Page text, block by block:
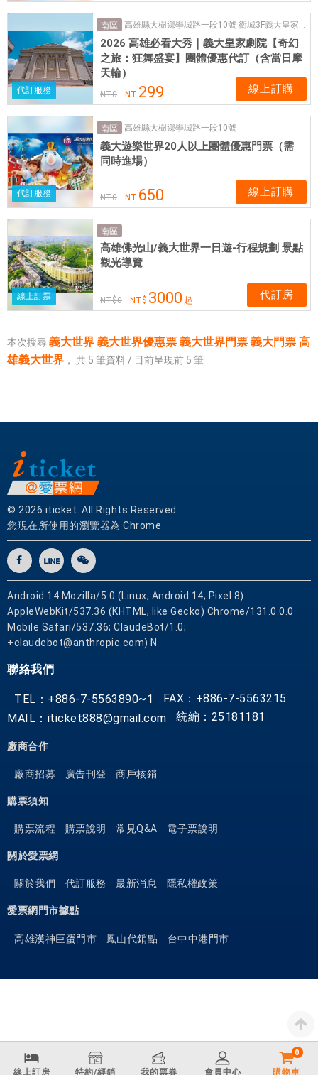
網
提
供
各
票
券
線上訂房 特約/經銷 我的票券 會員中心 購物車
0
代訂服務
南區 高雄縣大樹鄉學城路一段10號 衛城3F義大皇家劇院
2026 高雄必看大秀｜義大皇家劇院【奇幻
之旅：狂舞盛宴】團體優惠代訂（含當日摩
天輪）
NT0 NT 299 線上訂購
代訂服務
南區 高雄縣大樹鄉學城路一段10號
義大遊樂世界20人以上團體優惠門票（需
同時進場）
NT0 NT 650 線上訂購
線上訂票
南區
高雄佛光山/義大世界一日遊-行程規劃 景點
觀光導覽
NT$0 NT$ 3000 起 代訂房
本次搜尋 義大世界 義大世界優惠票 義大世界門票 義大門票 高
雄義大世界 ， 共 5 筆資料 / 目前呈現前 5 筆
© 2026 iticket. All Rights Reserved.
您現在所使用的瀏覽器為 Chrome
Android 14 Mozilla/5.0 (Linux; Android 14; Pixel 8)
AppleWebKit/537.36 (KHTML, like Gecko) Chrome/131.0.0.0
Mobile Safari/537.36; ClaudeBot/1.0;
+claudebot@anthropic.com) N
聯絡我們
TEL：+886-7-5563890~1
FAX：+886-7-5563215
MAIL：iticket888@gmail.com
統編：25181181
廠商合作
廠商招募 廣告刊登 商戶核銷
購票須知
購票流程 購票說明 常見Q&A 電子票說明
關於愛票網
關於我們 代訂服務 最新消息 隱私權政策
愛票網門市據點
高雄漢神巨蛋門市 鳳山代銷點 台中中港門市